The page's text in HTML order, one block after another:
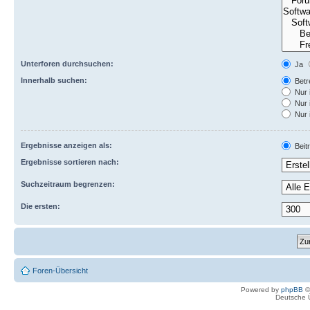
Unterforen durchsuchen:
Ja
Innerhalb suchen:
Nur
Nur
Nur
Ergebnisse anzeigen als:
Ergebnisse sortieren nach:
Suchzeitraum begrenzen:
Die ersten:
Foren-Übersicht
Powered by phpBB
Deutsche